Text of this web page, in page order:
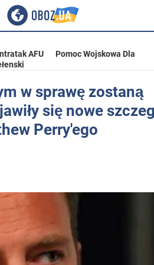
AFU
Pomoc Wojskowa Dla
w sprawę zostaną
się nowe
Perry'ego